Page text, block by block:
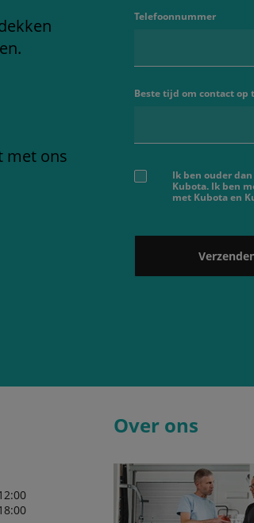
met ons
Telefoonnummer
Beste tijd om contact op
Ik ben ouder
Kubota. Ik ben
met Kubota en
Over ons